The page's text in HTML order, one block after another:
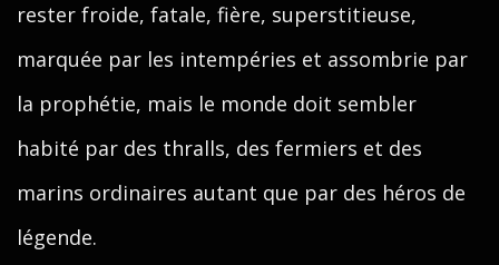
rester froide, fatale, fière, superstitieuse,
marquée par les intempéries et assombrie par
la prophétie, mais le monde doit sembler
habité par des thralls, des fermiers et des
marins ordinaires autant que par des héros de
légende.